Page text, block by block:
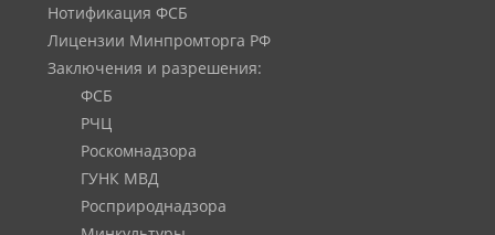
Нотификация ФСБ
Лицензии Минпромторга РФ
Заключения и разрешения:
ФСБ
РЧЦ
Роскомнадзора
ГУНК МВД
Росприроднадзора